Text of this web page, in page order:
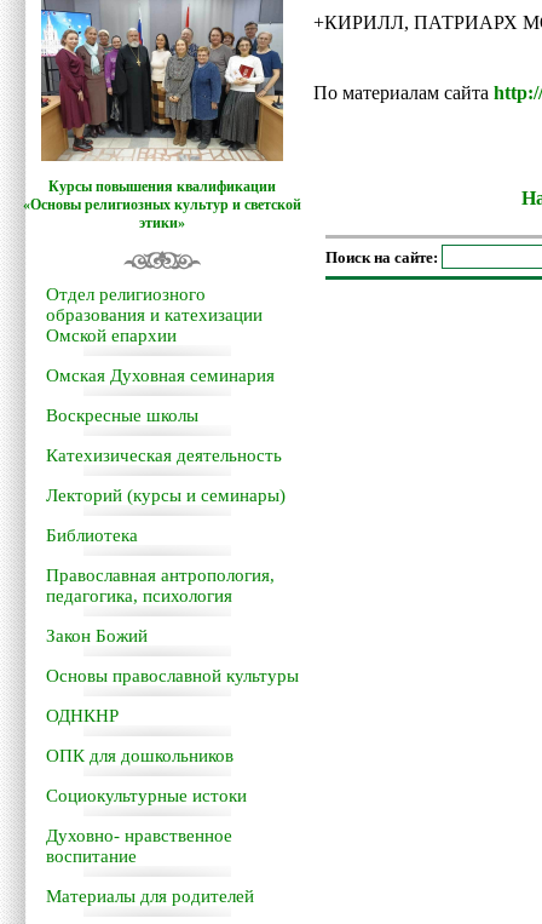
Курсы повышения квалификации
«Основы религиозных культур и светской
этики»
Отдел религиозного
образования и катехизации
Омской епархии
Омская Духовная семинария
Воскресные школы
Катехизическая деятельность
Лекторий (курсы и семинары)
Библиотека
Православная антропология,
педагогика, психология
Закон Божий
Основы православной культуры
ОДНКНР
ОПК для дошкольников
Социокультурные истоки
Духовно- нравственное
воспитание
Материалы для родителей
+КИРИЛЛ, ПАТРИАРХ
По материалам сайта
Поиск на сайте: